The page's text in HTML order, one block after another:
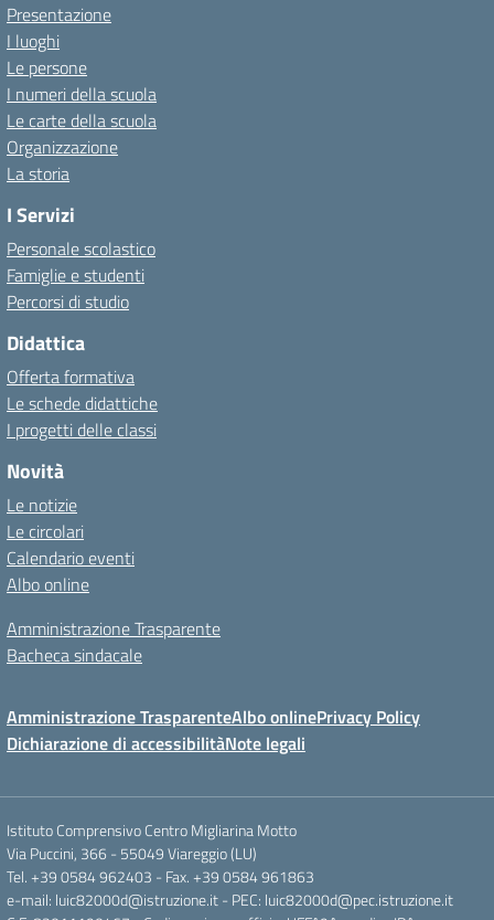
Presentazione
I luoghi
Le persone
I numeri della scuola
Le carte della scuola
Organizzazione
La storia
I Servizi
Personale scolastico
Famiglie e studenti
Percorsi di studio
Didattica
Offerta formativa
Le schede didattiche
I progetti delle classi
Novità
Le notizie
Le circolari
Calendario eventi
Albo online
Amministrazione Trasparente
Bacheca sindacale
Amministrazione TrasparenteAlbo onlinePrivacy Policy
Dichiarazione di accessibilitàNote legali
Istituto Comprensivo Centro Migliarina Motto
Via Puccini, 366 - 55049 Viareggio (LU)
Tel. +39 0584 962403 - Fax. +39 0584 961863
e-mail: luic82000d@istruzione.it - PEC: luic82000d@pec.istruzione.it